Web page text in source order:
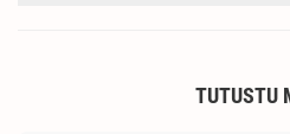
TUTUSTU